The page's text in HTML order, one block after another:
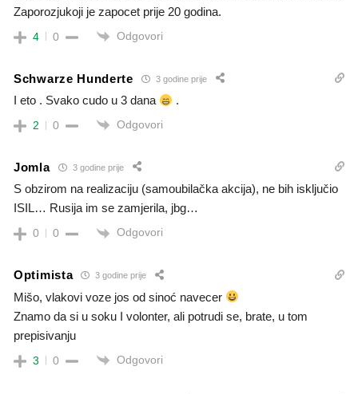
Zaporozjukoji je zapocet prije 20 godina.
4 0 Odgovori
Schwarze Hunderte 3 godine prije
I eto . Svako cudo u 3 dana .
2 0 Odgovori
Jomla 3 godine prije
S obzirom na realizaciju (samoubilačka akcija), ne bih isključio
ISIL… Rusija im se zamjerila, jbg…
0 0 Odgovori
Optimista 3 godine prije
Mišo, vlakovi voze jos od sinoć navecer
Znamo da si u soku I volonter, ali potrudi se, brate, u tom
prepisivanju
3 0 Odgovori